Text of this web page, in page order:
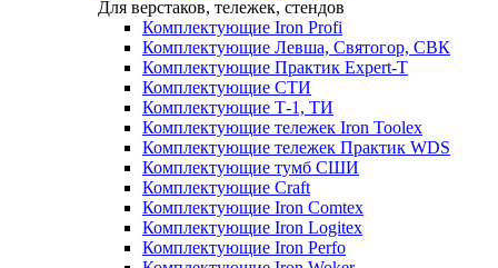
Для верстаков, тележек, стендов
Комплектующие Iron Profi
Комплектующие Левша, Святогор, СВК
Комплектующие Практик Expert-T
Комплектующие СТИ
Комплектующие Т-1, ТИ
Комплектующие тележек Iron Toolex
Комплектующие тележек Практик WDS
Комплектующие тумб СШИ
Комплектующие Craft
Комплектующие Iron Comtex
Комплектующие Iron Logitex
Комплектующие Iron Perfo